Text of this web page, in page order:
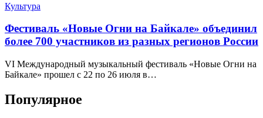
Культура
Фестиваль «Новые Огни на Байкале» объединил
более 700 участников из разных регионов России
VI Международный музыкальный фестиваль «Новые Огни на
Байкале» прошел с 22 по 26 июля в…
Популярное